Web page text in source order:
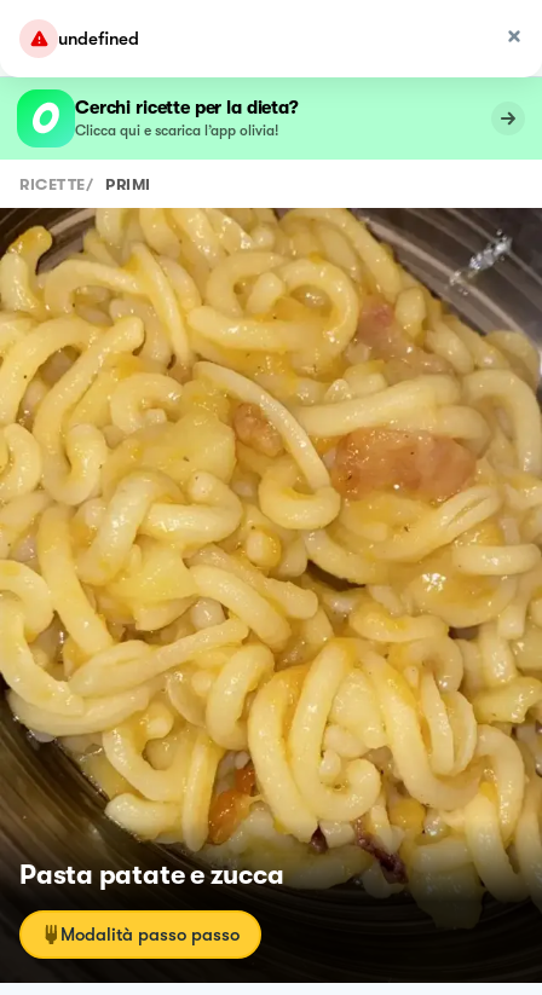
undefined
Cerchi ricette per la dieta?
Clicca qui e scarica l’app olivia!
RICETTE/ PRIMI
Pasta patate e zucca
Modalità passo passo